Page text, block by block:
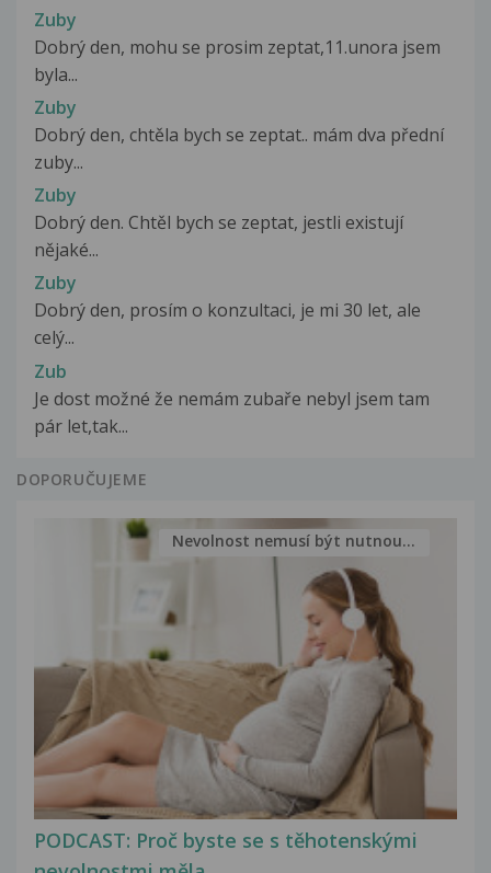
Zuby
Dobrý den, mohu se prosim zeptat,11.unora jsem
byla...
Zuby
Dobrý den, chtěla bych se zeptat.. mám dva přední
zuby...
Zuby
Dobrý den. Chtěl bych se zeptat, jestli existují
nějaké...
Zuby
Dobrý den, prosím o konzultaci, je mi 30 let, ale
celý...
Zub
Je dost možné že nemám zubaře nebyl jsem tam
pár let,tak...
DOPORUČUJEME
PODCAST: Proč byste se s těhotenskými
Nevolnost nemusí být nutnou...